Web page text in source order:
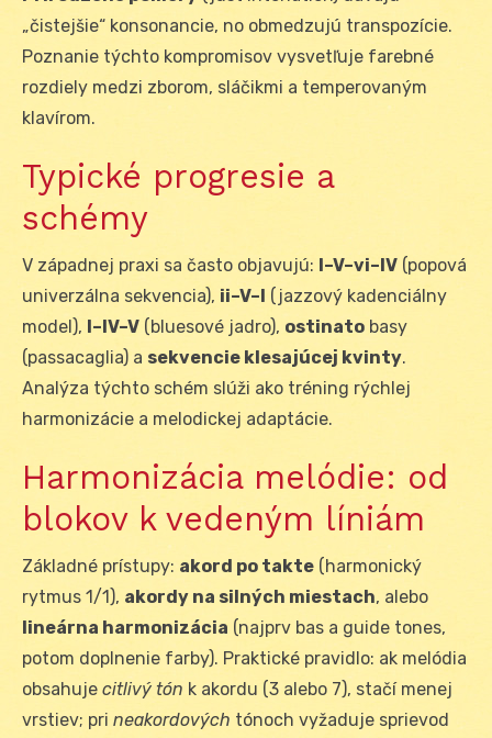
„čistejšie“ konsonancie, no obmedzujú transpozície.
Poznanie týchto kompromisov vysvetľuje farebné
rozdiely medzi zborom, sláčikmi a temperovaným
klavírom.
Typické progresie a
schémy
V západnej praxi sa často objavujú: I–V–vi–IV (popová
univerzálna sekvencia), ii–V–I (jazzový kadenciálny
model), I–IV–V (bluesové jadro), ostinato basy
(passacaglia) a sekvencie klesajúcej kvinty.
Analýza týchto schém slúži ako tréning rýchlej
harmonizácie a melodickej adaptácie.
Harmonizácia melódie: od
blokov k vedeným líniám
Základné prístupy: akord po takte (harmonický
rytmus 1/1), akordy na silných miestach, alebo
lineárna harmonizácia (najprv bas a guide tones,
potom doplnenie farby). Praktické pravidlo: ak melódia
obsahuje citlivý tón k akordu (3 alebo 7), stačí menej
vrstiev; pri neakordových tónoch vyžaduje sprievod